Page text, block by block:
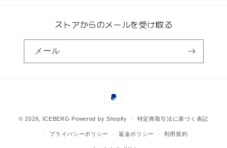
ストアからのメールを受け取る
メール
方
© 2026, ICEBERG Powered by Shopify 特定商取引法に基づく表記
プライバシーポリシー 返金ポリシー 利用規約